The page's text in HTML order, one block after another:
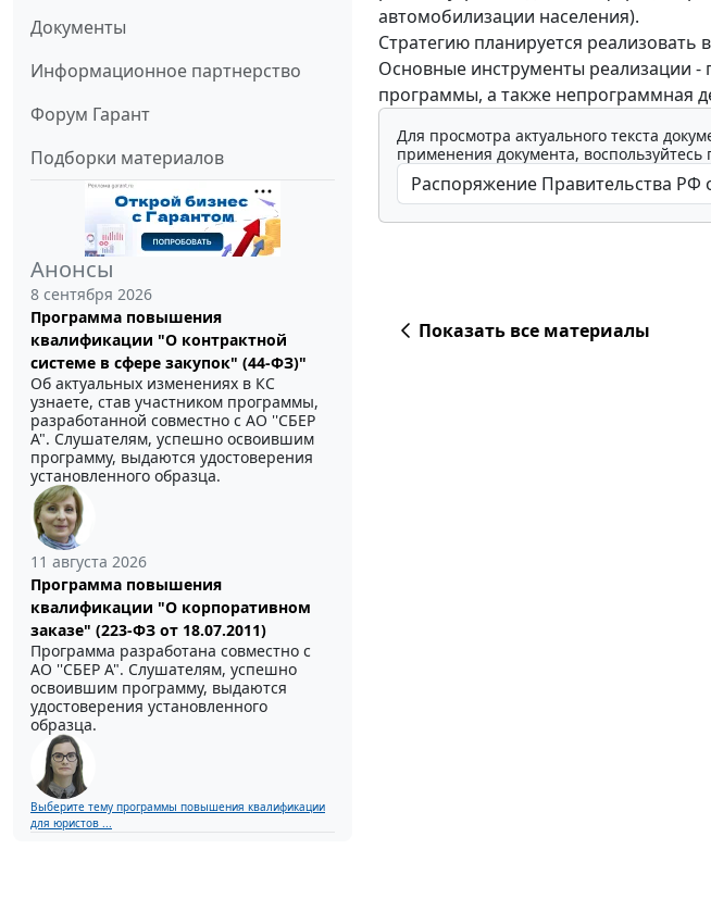
Документы
Информационное партнерство
Форум Гарант
Подборки материалов
Анонсы
8 сентября 2026
Программа повышения
квалификации "О контрактной
системе в сфере закупок" (44-ФЗ)"
Об актуальных изменениях в КС
узнаете, став участником программы,
разработанной совместно с АО ''СБЕР
А". Слушателям, успешно освоившим
программу, выдаются удостоверения
установленного образца.
11 августа 2026
Программа повышения
квалификации "О корпоративном
заказе" (223-ФЗ от 18.07.2011)
Программа разработана совместно с
АО ''СБЕР А". Слушателям, успешно
освоившим программу, выдаются
удостоверения установленного
образца.
Выберите тему программы повышения квалификации
для юристов ...
автомобилизации населения).
Стратегию планируется реализовать
Основные инструменты реализации -
программы, а также непрограммная
Для просмотра актуального текста
применения документа,
Показать все материалы